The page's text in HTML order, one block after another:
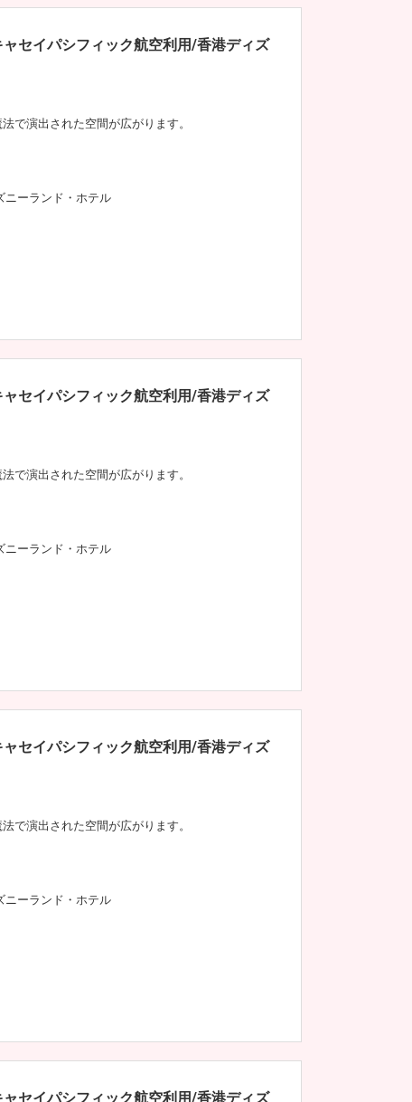
セイパシフィック航空利用/香港ディズ
で演出された空間が広がります。
ニーランド・ホテル
セイパシフィック航空利用/香港ディズ
で演出された空間が広がります。
ニーランド・ホテル
セイパシフィック航空利用/香港ディズ
で演出された空間が広がります。
ニーランド・ホテル
セイパシフィック航空利用/香港ディズ